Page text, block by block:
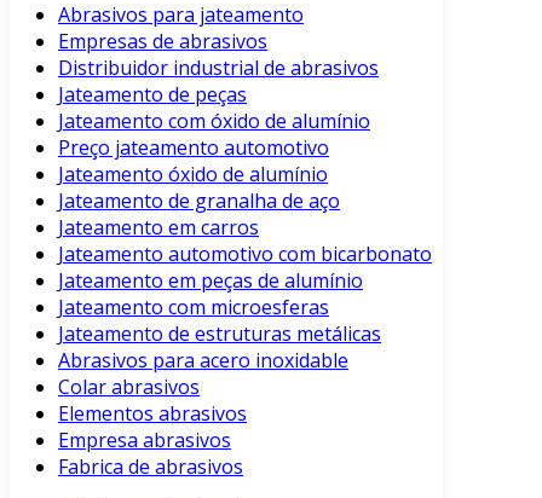
Abrasivos para jateamento
Empresas de abrasivos
Distribuidor industrial de abrasivos
Jateamento de peças
Jateamento com óxido de alumínio
Preço jateamento automotivo
Jateamento óxido de alumínio
Jateamento de granalha de aço
Jateamento em carros
Jateamento automotivo com bicarbonato
Jateamento em peças de alumínio
Jateamento com microesferas
Jateamento de estruturas metálicas
Abrasivos para acero inoxidable
Colar abrasivos
Elementos abrasivos
Empresa abrasivos
Fabrica de abrasivos